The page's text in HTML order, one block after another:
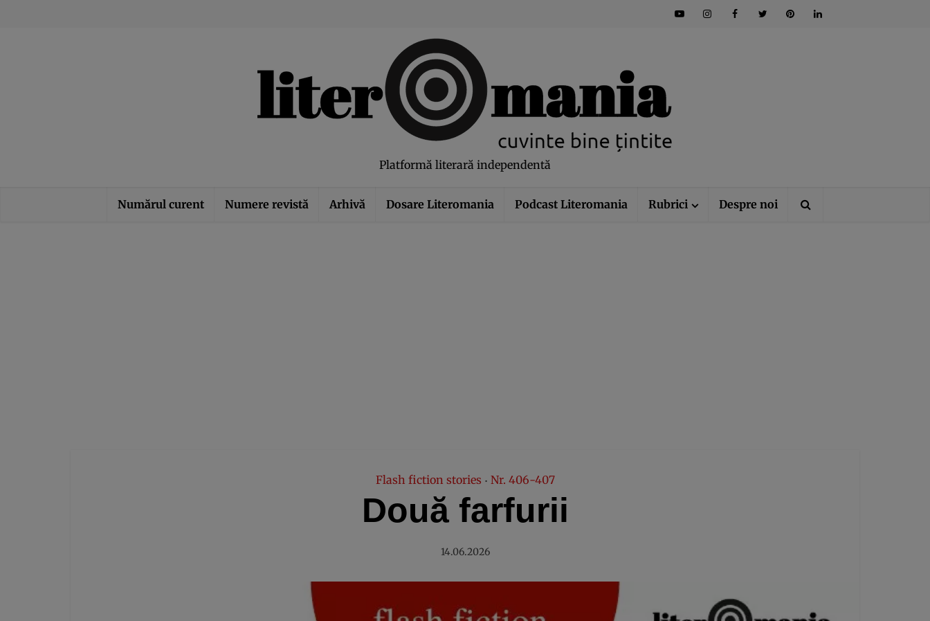
Platformă literară independentă
Numărul curent Numere revistă Arhivă Dosare Literomania Podcast Literomania Rubrici Despre noi
Flash fiction stories • Nr. 406-407
Două farfurii
14.06.2026